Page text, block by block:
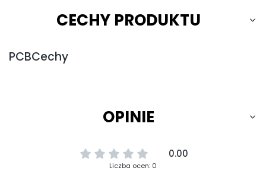
CECHY PRODUKTU
PCBCechy
OPINIE
0.00
Liczba ocen: 0